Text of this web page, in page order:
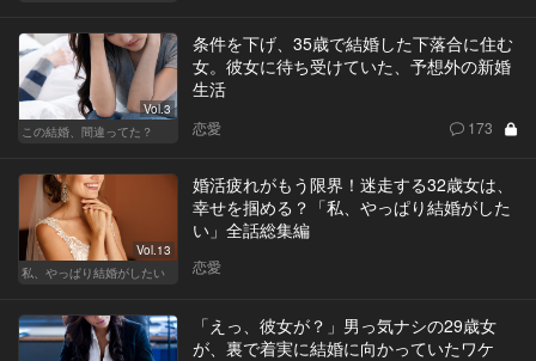
Vol.3
この結婚、間違ってた？
条件を下げ、35歳で結婚した下落合に住む
女。彼女に待ち受けていた、予想外の新婚
生活
恋愛 173
Vol.13
私、やっぱり結婚がしたい
婚活疲れがもう限界！迷走する32歳女は、
幸せを掴める？「私、やっぱり結婚がした
い」全話総集編
恋愛
「えっ、彼女が？」男っ気ナシの29歳女
が、裏で着実に結婚に向かっていたワケ